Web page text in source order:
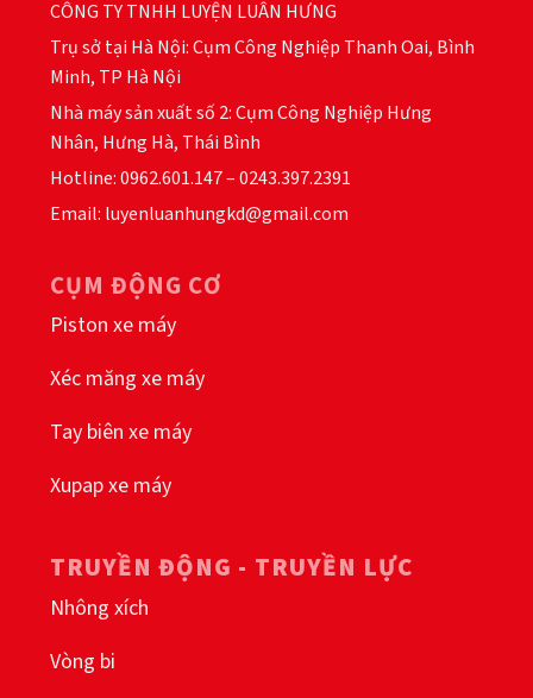
CÔNG TY TNHH LUYỆN LUÂN HƯNG
Trụ sở tại Hà Nội: Cụm Công Nghiệp Thanh Oai, Bình
Minh, TP Hà Nội
Nhà máy sản xuất số 2: Cụm Công Nghiệp Hưng
Nhân, Hưng Hà, Thái Bình
Hotline: 0962.601.147 – 0243.397.2391
Email: luyenluanhungkd@gmail.com
CỤM ĐỘNG CƠ
Piston xe máy
Xéc măng xe máy
Tay biên xe máy
Xupap xe máy
TRUYỀN ĐỘNG - TRUYỀN LỰC
Nhông xích
Vòng bi